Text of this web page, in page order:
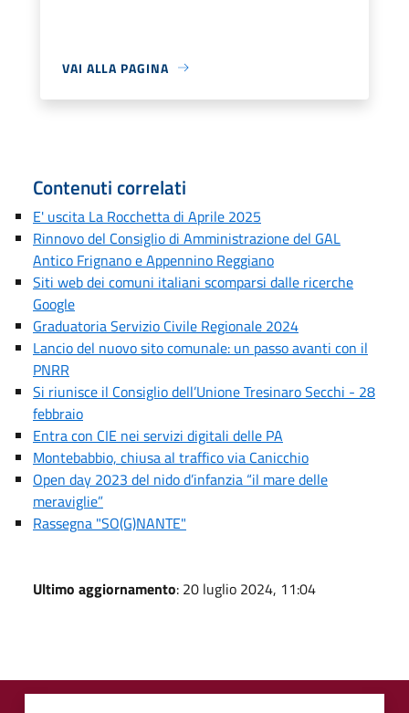
VAI ALLA PAGINA
Contenuti correlati
E' uscita La Rocchetta di Aprile 2025
Rinnovo del Consiglio di Amministrazione del GAL
Antico Frignano e Appennino Reggiano
Siti web dei comuni italiani scomparsi dalle ricerche
Google
Graduatoria Servizio Civile Regionale 2024
Lancio del nuovo sito comunale: un passo avanti con il
PNRR
Si riunisce il Consiglio dell’Unione Tresinaro Secchi - 28
febbraio
Entra con CIE nei servizi digitali delle PA
Montebabbio, chiusa al traffico via Canicchio
Open day 2023 del nido d’infanzia “il mare delle
meraviglie”
Rassegna "SO(G)NANTE"
Ultimo aggiornamento: 20 luglio 2024, 11:04